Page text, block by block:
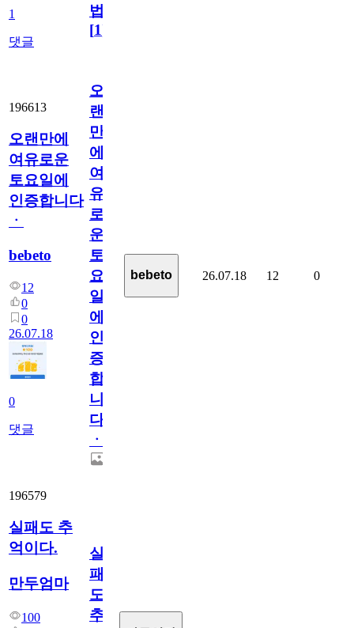
1
댓글
법
[1]
196613
오랜만에
여유로운
토요일에
인증합니다
ㆍ
bebeto
12
0
0
26.07.18
0
댓글
오
랜
만
에
여
유
로
운
토
요
일
에
인
증
합
니
다
ㆍ
bebeto 26.07.18 12 0
196579
실패도 추
억이다.
만두엄마
100
실
패
도
추